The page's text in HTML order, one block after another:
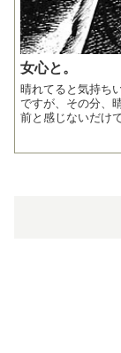
女心と。
晴れてると気持ち
ですが、その分、
前と感じないだけ